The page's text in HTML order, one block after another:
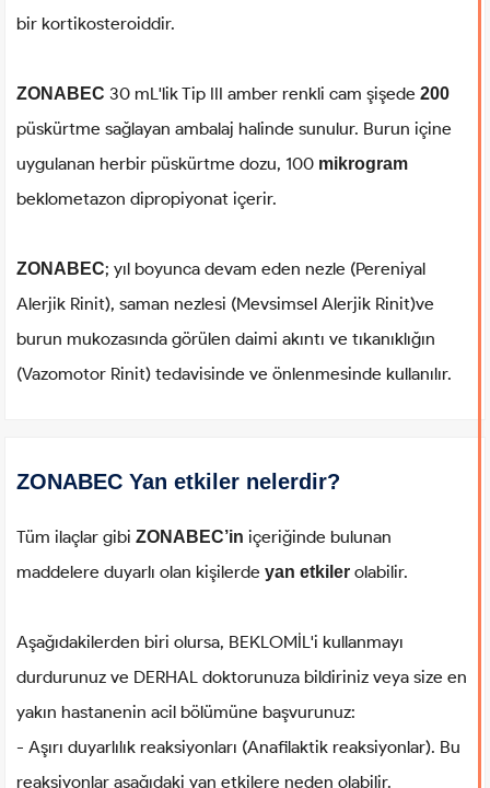
bir kortikosteroiddir.
ZONABEC30 mL'lik Tip III amber renkli cam şişede 200
püskürtme sağlayan ambalaj halinde sunulur. Burun içine
uygulanan herbir püskürtme dozu, 100 mikrogram
beklometazon dipropiyonat içerir.
ZONABEC; yıl boyunca devam eden nezle (Pereniyal
Alerjik Rinit), saman nezlesi (Mevsimsel Alerjik Rinit)ve
burun mukozasında görülen daimi akıntı ve tıkanıklığın
(Vazomotor Rinit) tedavisinde ve önlenmesinde kullanılır.
ZONABEC Yan etkiler nelerdir?
Tüm ilaçlar gibiZONABEC’iniçeriğinde bulunan
maddelere duyarlı olan kişilerdeyan etkilerolabilir.
Aşağıdakilerden biri olursa, BEKLOMİL'i kullanmayı
durdurunuz ve DERHAL doktorunuza bildiriniz veya size en
yakın hastanenin acil bölümüne başvurunuz:
- Aşırı duyarlılık reaksiyonları (Anafilaktik reaksiyonlar). Bu
reaksiyonlar aşağıdaki yan etkilere neden olabilir.